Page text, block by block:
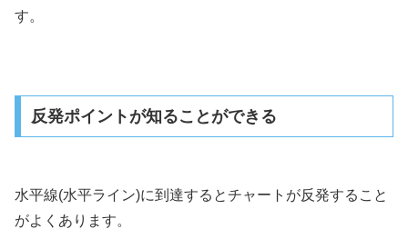
す。
反発ポイントが知ることができる
水平線(水平ライン)に到達するとチャートが反発すること
がよくあります。